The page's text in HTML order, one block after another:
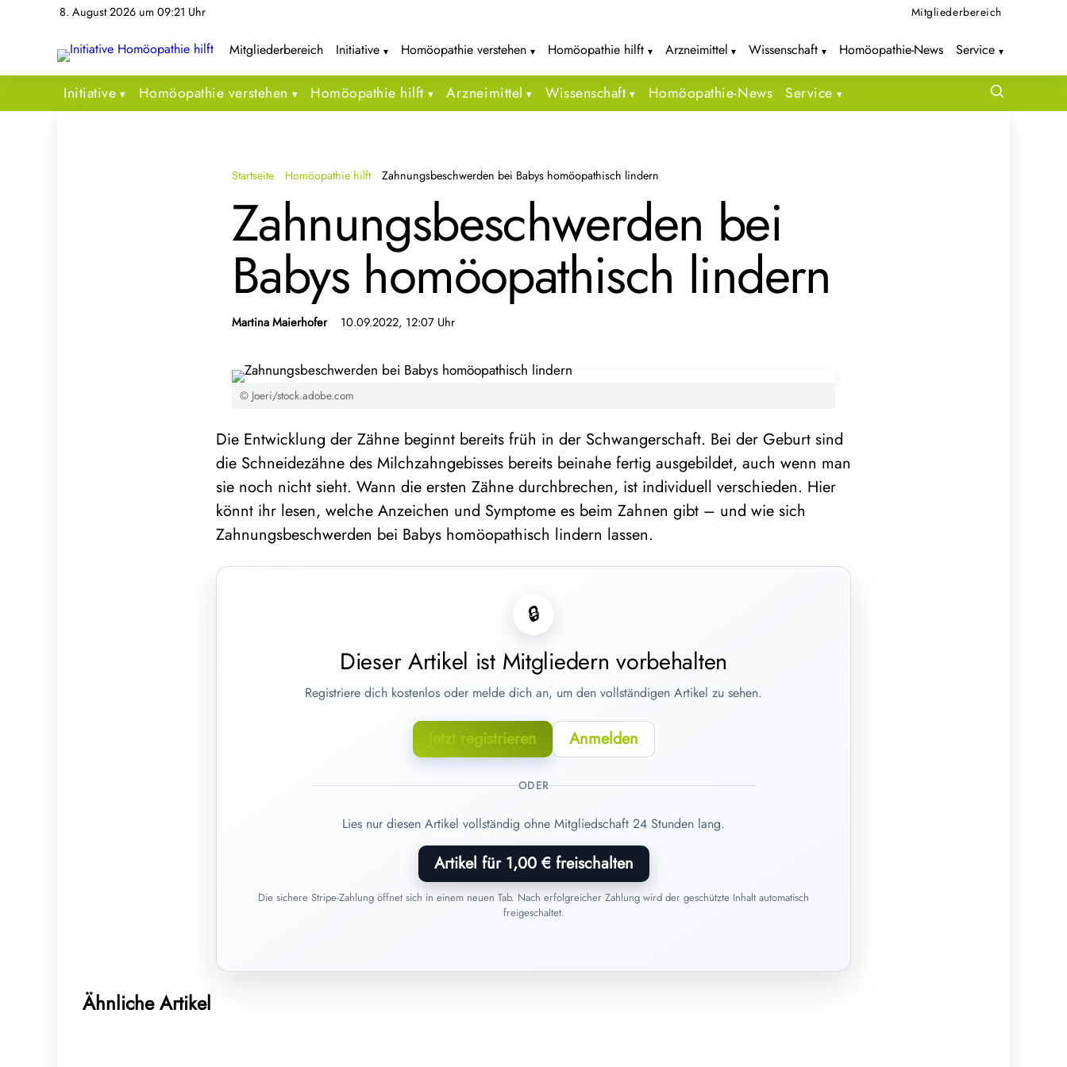
8. August 2026 um 09:21 Uhr Mitgliederbereich
Mitgliederbereich Initiative Homöopathie verstehen Homöopathie hilft Arzneimittel Wissenschaft Homöopathie-News Service
Initiative Homöopathie verstehen Homöopathie hilft Arzneimittel Wissenschaft Homöopathie-News Service
Startseite Homöopathie hilft Zahnungsbeschwerden bei Babys homöopathisch lindern
Zahnungsbeschwerden bei
Babys homöopathisch lindern
Martina Maierhofer 10.09.2022, 12:07 Uhr
© Joeri/stock.adobe.com
Die Entwicklung der Zähne beginnt bereits früh in der Schwangerschaft. Bei der Geburt sind
die Schneidezähne des Milchzahngebisses bereits beinahe fertig ausgebildet, auch wenn man
sie noch nicht sieht. Wann die ersten Zähne durchbrechen, ist individuell verschieden. Hier
könnt ihr lesen, welche Anzeichen und Symptome es beim Zahnen gibt – und wie sich
Zahnungsbeschwerden bei Babys homöopathisch lindern lassen.
🔒
Dieser Artikel ist Mitgliedern vorbehalten
Registriere dich kostenlos oder melde dich an, um den vollständigen Artikel zu sehen.
Jetzt registrieren Anmelden
ODER
Lies nur diesen Artikel vollständig ohne Mitgliedschaft 24 Stunden lang.
Artikel für 1,00 € freischalten
Die sichere Stripe-Zahlung öffnet sich in einem neuen Tab. Nach erfolgreicher Zahlung wird der geschützte Inhalt automatisch
freigeschaltet.
Ähnliche Artikel
Harnwegsinfekte bei Frauen: Ursachen,
Homöopathie im Sommer: Diese
02. Juni 2026